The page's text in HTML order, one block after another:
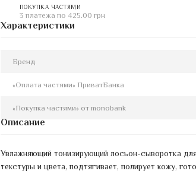
ПОКУПКА ЧАСТЯМИ
3 платежа по 425.00 грн
Характеристики
Бренд
«Оплата частями» ПриватБанка
«Покупка частями» от monobank
Описание
Увлажняющий тонизирующий лосьон-сыворотка
текстуры и цвета, подтягивает, полирует кожу,